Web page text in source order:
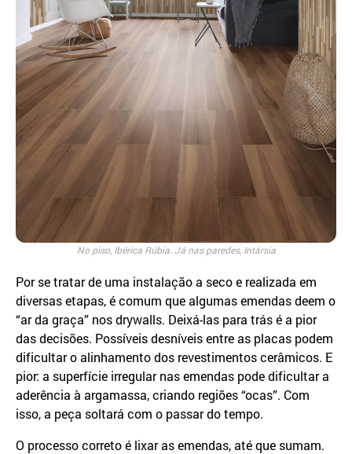
No piso, Ibérica Rúbia. Já nas paredes, Intársia
Por se tratar de uma instalação a seco e realizada em
diversas etapas, é comum que algumas emendas deem o
“ar da graça” nos drywalls. Deixá-las para trás é a pior
das decisões. Possíveis desníveis entre as placas podem
dificultar o alinhamento dos revestimentos cerâmicos. E
pior: a superfície irregular nas emendas pode dificultar a
aderência à argamassa, criando regiões “ocas”. Com
isso, a peça soltará com o passar do tempo.
O processo correto é lixar as emendas, até que sumam.